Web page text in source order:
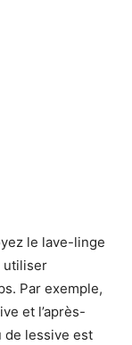
le lave-linge
utiliser
Par exemple,
et l’après-
de lessive est